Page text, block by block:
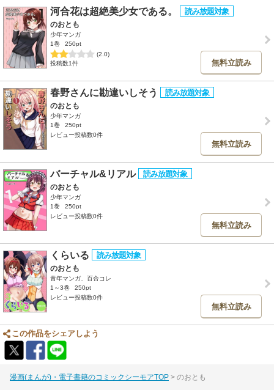
河合花は超絶美少女である。
のおとも
少年マンガ
1巻
250pt
(2.0)
投稿数1件
無料立読み
春野さんに勘違いしそう
のおとも
少年マンガ
1巻
250pt
レビュー投稿数0件
無料立読み
バーチャル&リアル
のおとも
少年マンガ
1巻
250pt
レビュー投稿数0件
無料立読み
くらいる
のおとも
青年マンガ、百合コレ
1～3巻
250pt
レビュー投稿数0件
無料立読み
この作品をシェアしよう
漫画(まんが)・電子書籍のコミックシーモアTOP のおとも